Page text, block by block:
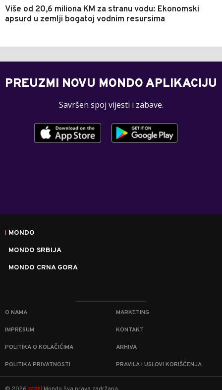
Više od 20,6 miliona KM za stranu vodu: Ekonomski
apsurd u zemlji bogatoj vodnim resursima
PREUZMI NOVU MONDO APLIKACIJU
Savršen spoj vijesti i zabave.
MONDO
MONDO SRBIJA
MONDO CRNA GORA
O NAMA MARKETING
IMPRESUM KONTAKT
POLITIKA O KOLAČIĆIMA ARHIVA
POLITIKA PRIVATNOSTI PRAVILA I USLOVI KORIŠĆENJA
m:tel